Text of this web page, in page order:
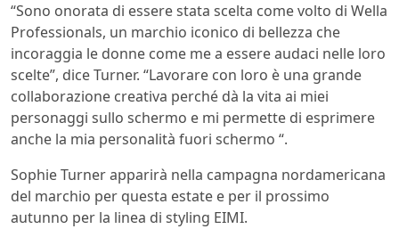
“Sono onorata di essere stata scelta come volto di Wella
Professionals, un marchio iconico di bellezza che
incoraggia le donne come me a essere audaci nelle loro
scelte”, dice Turner. “Lavorare con loro è una grande
collaborazione creativa perché dà la vita ai miei
personaggi sullo schermo e mi permette di esprimere
anche la mia personalità fuori schermo “.
Sophie Turner apparirà nella campagna nordamericana
del marchio per questa estate e per il prossimo
autunno per la linea di styling EIMI.